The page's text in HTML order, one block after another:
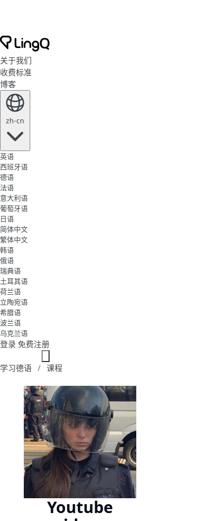
关于我们
收费标准
博客
zh-cn
英语
西班牙语
德语
法语
意大利语
葡萄牙语
日语
简体中文
繁体中文
韩语
俄语
瑞典语
土耳其语
荷兰语
立陶宛语
希腊语
波兰语
乌克兰语
登录 免费注册
学习德语 课程
Youtube